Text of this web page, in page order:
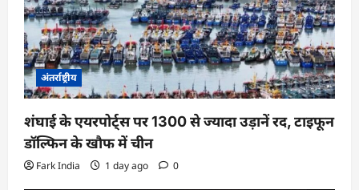
अंतर्राष्ट्रीय
शंघाई के एयरपोर्ट्स पर 1300 से ज्यादा उड़ानें रद, टाइफून
डॉल्फिन के खौफ में चीन
Fark India 1 day ago 0